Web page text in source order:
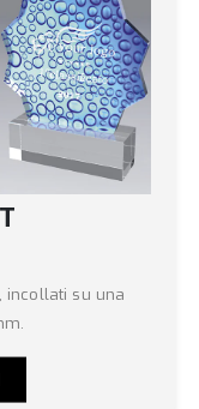
, incollati su una